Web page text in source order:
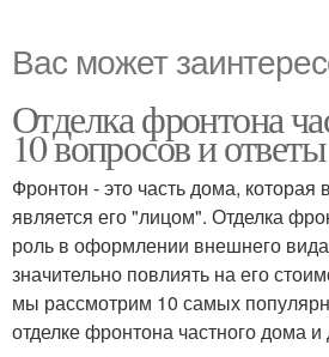
Вас может
Отделка фронтона
10 вопросов и ответы
Фронтон - это часть дома, которая
является его "лицом". Отделка
роль в оформлении внешнего
значительно повлиять на его
мы рассмотрим 10 самых
отделке фронтона частного дома